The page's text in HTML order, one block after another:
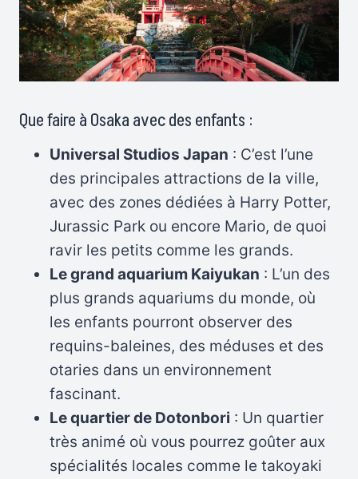
Que faire à Osaka avec des enfants :
Universal Studios Japan : C’est l’une
des principales attractions de la ville,
avec des zones dédiées à Harry Potter,
Jurassic Park ou encore Mario, de quoi
ravir les petits comme les grands.
Le grand aquarium Kaiyukan : L’un des
plus grands aquariums du monde, où
les enfants pourront observer des
requins-baleines, des méduses et des
otaries dans un environnement
fascinant.
Le quartier de Dotonbori : Un quartier
très animé où vous pourrez goûter aux
spécialités locales comme le takoyaki